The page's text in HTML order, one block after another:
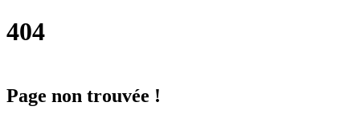
404
Page non trouvée !